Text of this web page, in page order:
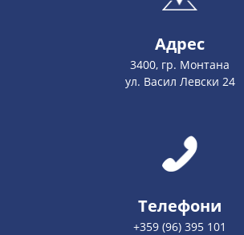
Адрес
3400, гр. Монтана
ул. Васил Левски 24
Телефони
+359 (96) 395 101